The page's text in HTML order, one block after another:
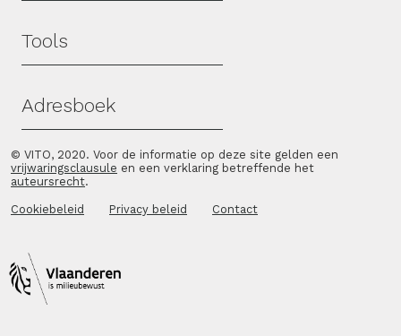
Tools
Adresboek
© VITO, 2020. Voor de informatie op deze site gelden een
vrijwaringsclausule en een verklaring betreffende het
auteursrecht.
Cookiebeleid Privacy beleid Contact